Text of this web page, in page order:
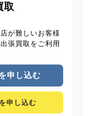
取
が難しいお客様
張買取をご利用
申し込む
申し込む